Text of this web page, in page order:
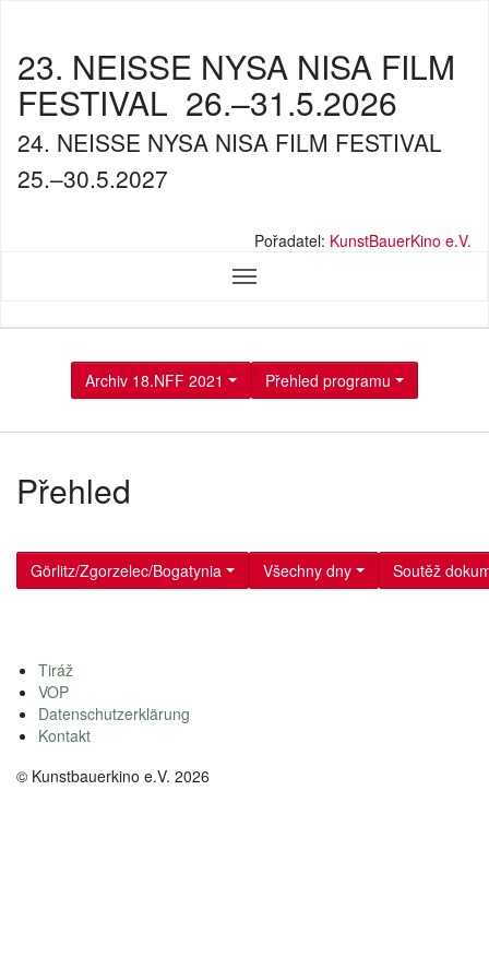
23. NEISSE NYSA NISA FILM
FESTIVAL 26.–31.5.2026
24. NEISSE NYSA NISA FILM FESTIVAL
25.–30.5.2027
Pořadatel: KunstBauerKino e.V.
Archiv 18.NFF 2021 Přehled programu
Přehled
Görlitz/Zgorzelec/Bogatynia Všechny dny Soutěž
Tiráž
VOP
Datenschutzerklärung
Kontakt
© Kunstbauerkino e.V. 2026